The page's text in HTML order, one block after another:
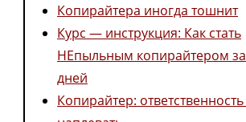
Копирайтера иногда тошнит
Курс — инструкция: Как стать
НЕпыльным копирайтером
дней
Копирайтер: